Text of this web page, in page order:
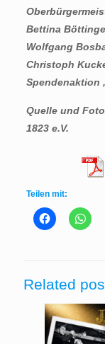
Bettina
Wolfgang
Christoph
Spendenaktion
Quelle und
1823 e.V.
Teilen mit:
Related